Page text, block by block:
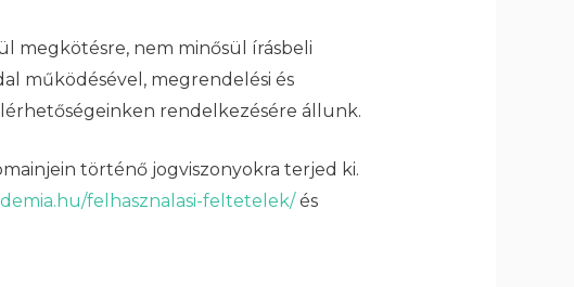
megkötésre, nem minősül írásbeli
működésével, megrendelési és
rendelkezésére állunk.
történő jogviszonyokra terjed ki.
felhasznalasi-feltetelek/és